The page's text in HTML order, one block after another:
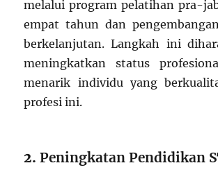
melalui program pelatihan pra-
empat tahun dan
berkelanjutan. Langkah ini
meningkatkan status
menarik individu yang
profesi ini.
2.Peningkatan Pendidikan